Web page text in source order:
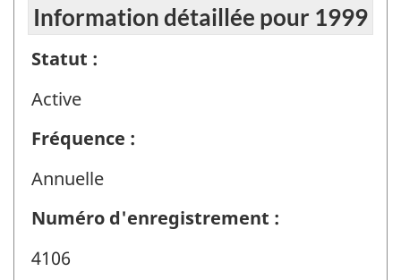
Information détaillée pour 1999
Statut :
Active
Fréquence :
Annuelle
Numéro d'enregistrement :
4106